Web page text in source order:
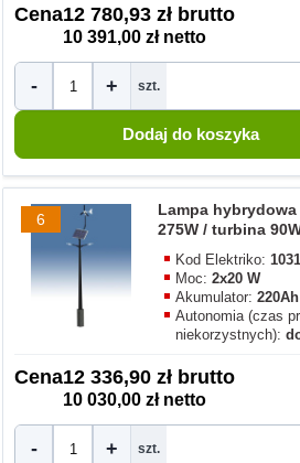
Cena12 780,93 zł brutto
10 391,00 zł netto
- + szt.
6
Lampa hybrydowa
275W / turbina
Kod Elektriko:
Moc:2x20 W
Akumulator:
Autonomia (czas
niekorzystnych):
Cena12 336,90 zł brutto
10 030,00 zł netto
- + szt.